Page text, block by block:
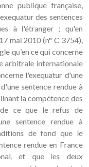
publique française,
des sentences
à l'étranger ; qu'en
mai 2010 (n° C 3754),
qu'en ce qui concerne
arbitrale internationale
l'exequatur d'une
sentence rendue à
la compétence des
ce que le refus de
sentence rendue à
de fond que le
rendue en France
et que les deux